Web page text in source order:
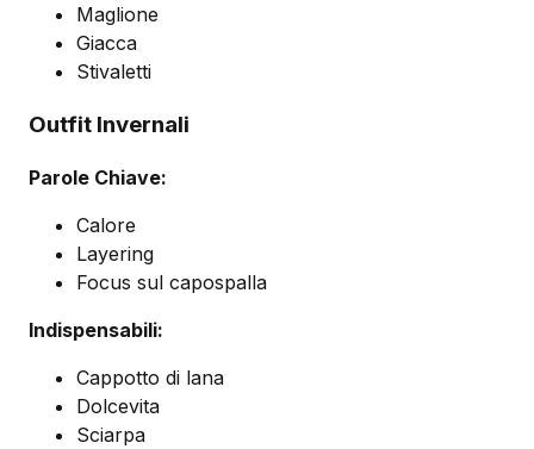
Maglione
Giacca
Stivaletti
Outfit Invernali
Parole Chiave:
Calore
Layering
Focus sul capospalla
Indispensabili:
Cappotto di lana
Dolcevita
Sciarpa